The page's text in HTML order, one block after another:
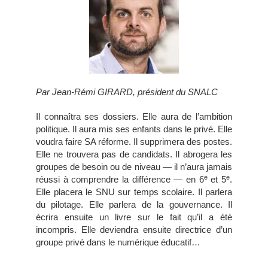
Par Jean-Rémi GIRARD, président du SNALC
Il connaîtra ses dossiers. Elle aura de l’ambition
politique. Il aura mis ses enfants dans le privé. Elle
voudra faire SA réforme. Il supprimera des postes.
Elle ne trouvera pas de candidats. Il abrogera les
groupes de besoin ou de niveau — il n’aura jamais
réussi à comprendre la différence — en 6eet 5e.
Elle placera le SNU sur temps scolaire. Il parlera
du pilotage. Elle parlera de la gouvernance. Il
écrira ensuite un livre sur le fait qu’il a été
incompris. Elle deviendra ensuite directrice d’un
groupe privé dans le numérique éducatif…